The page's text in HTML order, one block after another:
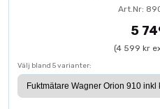
Art.Nr:
5
(4 599 kr
Välj bland 5 varianter: